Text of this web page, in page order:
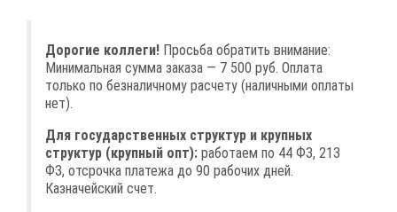
Дорогие коллеги! Просьба обратить внимание:
Минимальная сумма заказа — 7 500 руб. Оплата
только по безналичному расчету (наличными оплаты
нет).
Для государственных структур и крупных
структур (крупный опт): работаем по 44 ФЗ, 213
ФЗ, отсрочка платежа до 90 рабочих дней.
Казначейский счет.